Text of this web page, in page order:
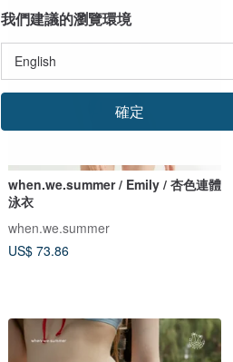
when.we.summer / Emily / 杏色連體
泳衣
when.we.summer
US$ 73.86
我們建議的瀏覽環境
確定